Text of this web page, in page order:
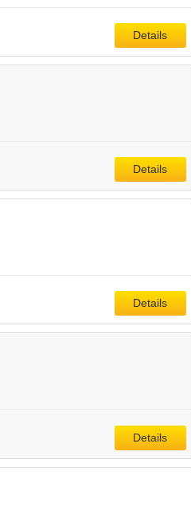
Details
Details
Details
Details